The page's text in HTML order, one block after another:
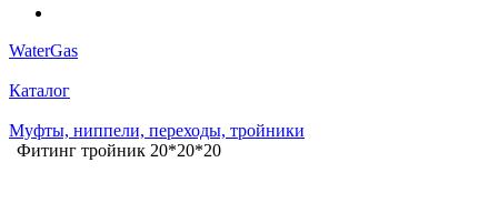
WaterGas
Каталог
Муфты, ниппели, переходы, тройники
Фитинг тройник 20*20*20